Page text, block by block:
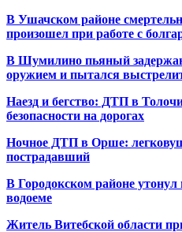
В Ушачском районе
произошел при работе с
В Шумилино пьяный
оружием и пытался
Наезд и бегство: ДТП в
безопасности на дорогах
Ночное ДТП в Орше:
пострадавший
В Городокском районе
водоеме
Житель Витебской области